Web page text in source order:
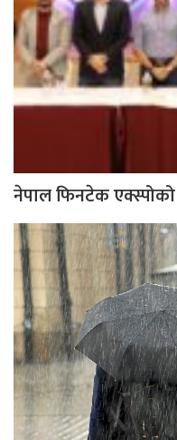
नेपाल फिनटेक